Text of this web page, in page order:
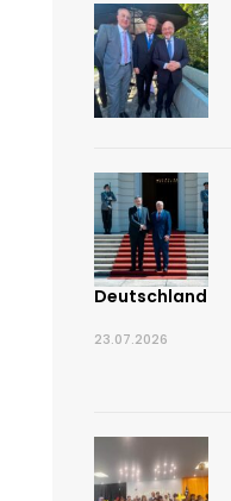
Deutschland
23.07.2026